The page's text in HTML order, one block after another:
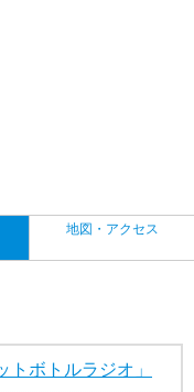
地図・アクセス
ボトルラジオ」